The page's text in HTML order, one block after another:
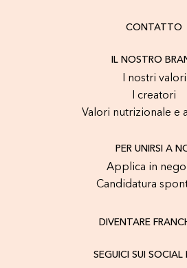
CONTATTO
IL NOSTRO
I nostri valori
I creatori
Valori nutrizionale e
PER UNIRSI A
Applica in
Candidatura
DIVENTARE
SEGUICI SUI SOCIAL